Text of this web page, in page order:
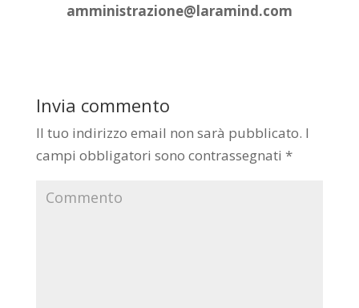
amministrazione@laramind.com
Invia commento
Il tuo indirizzo email non sarà pubblicato. I
campi obbligatori sono contrassegnati *